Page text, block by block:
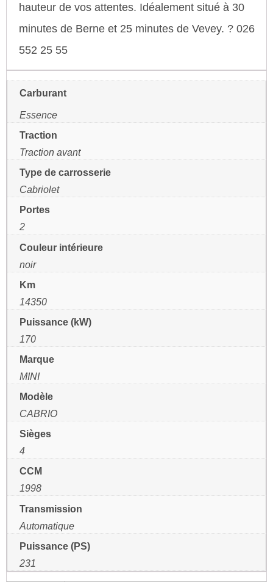
hauteur de vos attentes. Idéalement situé à 30
minutes de Berne et 25 minutes de Vevey. ? 026
552 25 55
Carburant
Essence
Traction
Traction avant
Type de carrosserie
Cabriolet
Portes
2
Couleur intérieure
noir
Km
14350
Puissance (kW)
170
Marque
MINI
Modèle
CABRIO
Sièges
4
CCM
1998
Transmission
Automatique
Puissance (PS)
231